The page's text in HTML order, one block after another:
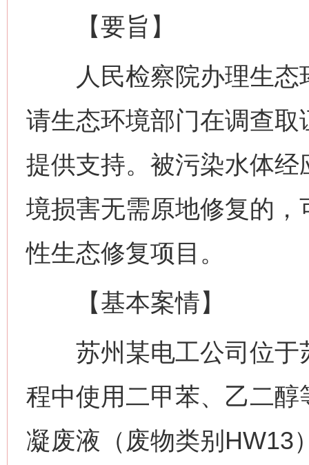
【要旨】
人民检察院办理生态
请生态环境部门在调查
提供支持。被污染水体
境损害无需原地修复的
性生态修复项目。
【基本案情】
苏州某电工公司位于
程中使用二甲苯、乙二
凝废液（废物类别HW13